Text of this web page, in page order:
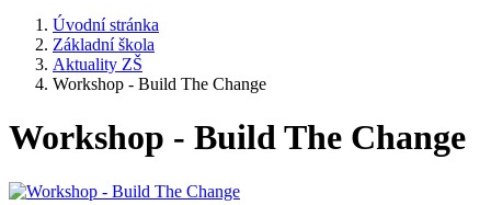
Úvodní stránka
Základní škola
Aktuality ZŠ
Workshop - Build The Change
Workshop - Build The Change